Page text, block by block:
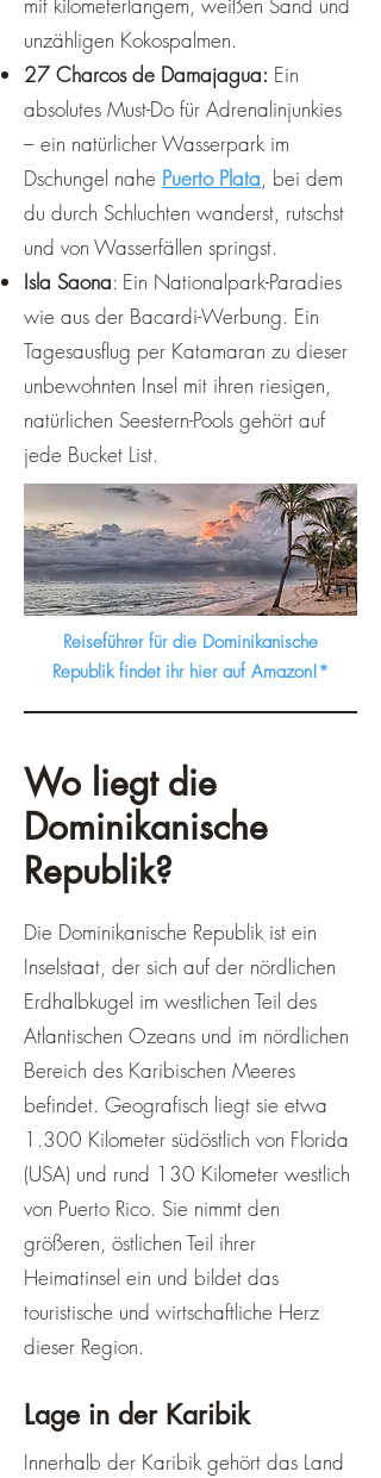
unzähligen Kokospalmen.
27 Charcos de Damajagua: Ein
absolutes Must-Do für Adrenalinjunkies
– ein natürlicher Wasserpark im
Dschungel nahe Puerto Plata, bei dem
du durch Schluchten wanderst, rutschst
und von Wasserfällen springst.
Isla Saona: Ein Nationalpark-Paradies
wie aus der Bacardi-Werbung. Ein
Tagesausflug per Katamaran zu dieser
unbewohnten Insel mit ihren riesigen,
natürlichen Seestern-Pools gehört auf
jede Bucket List.
Reiseführer für die Dominikanische
Republik findet ihr hier auf Amazon!*
Wo liegt die
Dominikanische
Republik?
Die Dominikanische Republik ist ein
Inselstaat, der sich auf der nördlichen
Erdhalbkugel im westlichen Teil des
Atlantischen Ozeans und im nördlichen
Bereich des Karibischen Meeres
befindet. Geografisch liegt sie etwa
1.300 Kilometer südöstlich von Florida
(USA) und rund 130 Kilometer westlich
von Puerto Rico. Sie nimmt den
größeren, östlichen Teil ihrer
Heimatinsel ein und bildet das
touristische und wirtschaftliche Herz
dieser Region.
Lage in der Karibik
Innerhalb der Karibik gehört das Land